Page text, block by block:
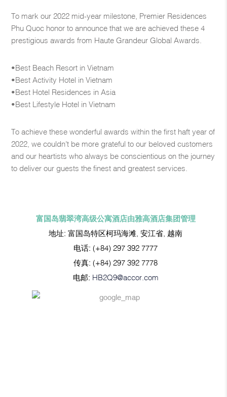
To mark our 2022 mid-year milestone, Premier Residences
Phu Quoc honor to announce that we are achieved these 4
prestigious awards from Haute Grandeur Global Awards.
•Best Beach Resort in Vietnam
•Best Activity Hotel in Vietnam
•Best Hotel Residences in Asia
•Best Lifestyle Hotel in Vietnam
To achieve these wonderful awards within the first haft year of
2022, we couldn’t be more grateful to our beloved customers
and our heartists who always be conscientious on the journey
to deliver our guests the finest and greatest services.
富国岛翡翠湾高级公寓酒店由雅高酒店集团管理
地址: 富国岛特区柯玛海滩, 安江省, 越南
电话: (+84) 297 392 7777
传真: (+84) 297 392 7778
电邮: HB2Q9@accor.com